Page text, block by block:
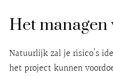
Het managen
Natuurlijk zal je risico’s
het project kunnen